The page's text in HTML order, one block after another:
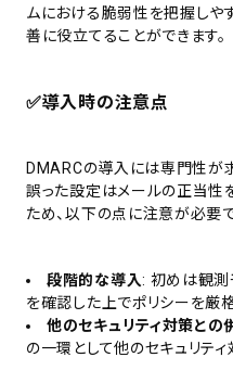
ムにおける脆弱性を把握しや
善に役立てることができます。
✅導入時の注意点
DMARCの導入には専門性が
誤った設定はメールの正当性
ため、以下の点に注意が必要で
段階的な導入: 初めは観測
を確認した上でポリシーを厳
他のセキュリティ対策との
の一環として他のセキュリティ